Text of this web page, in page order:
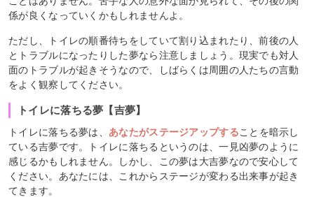
係が良くなっていくかもしれませんよ。
ただし、トイレの順番待ちをしていて割り込まれたり、前後の人
とトラブルになったりした夢なら注意しましょう。現実でも対人
面のトラブルが起きそうなので、しばらくは周囲の人たちの言動
をよく観察してください。
トイレに落ちる夢【吉夢】
トイレに落ちる夢は、 あなたがステージアップすることを暗示し
ている吉夢です。トイレに落ちるというのは、一見凶夢のように
感じるかもしれません。しかし、この夢は大吉夢なので安心して
ください。あなたには、これからステージが変わる出来事が起き
てきます。